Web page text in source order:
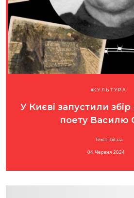
КУЛЬТУРА
У Києві запустили
поету Василю
Текст: bit.ua
04 Червня 2024